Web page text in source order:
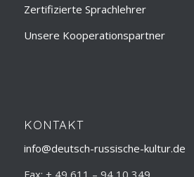
Zertifizierte Sprachlehrer
Unsere Kooperationspartner
KONTAKT
info@deutsch-russische-kultur.de